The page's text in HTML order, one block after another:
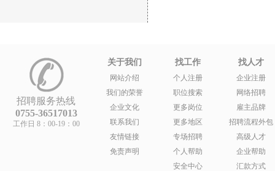
招聘服务热线
0755-36517013
工作日 8：00-19：00
关于我们
网站介绍
我们的荣誉
企业文化
联系我们
友情链接
免责声明
找工作
个人注册
职位搜索
更多岗位
更多地区
专场招聘
个人帮助
安全中心
找人才
企业注册
网络招聘
雇主品牌
招聘流程外包
高级人才
企业帮助
汇款方式